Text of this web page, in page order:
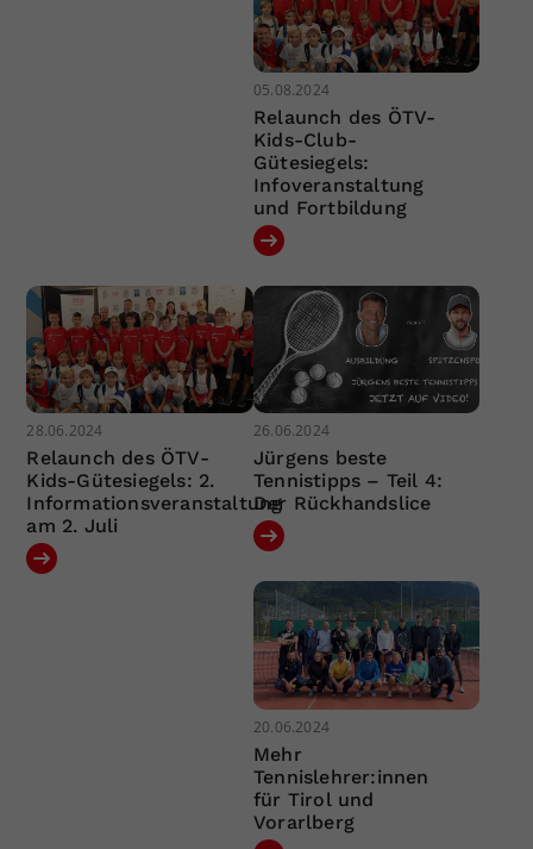
05.08.2024
Relaunch des ÖTV-
Kids-Club-
Gütesiegels:
Infoveranstaltung
und Fortbildung
28.06.2024
Relaunch des ÖTV-
Kids-Gütesiegels: 2.
Informationsveranstaltung
am 2. Juli
26.06.2024
Jürgens beste
Tennistipps – Teil 4:
Der Rückhandslice
20.06.2024
Mehr
Tennislehrer:innen
für Tirol und
Vorarlberg